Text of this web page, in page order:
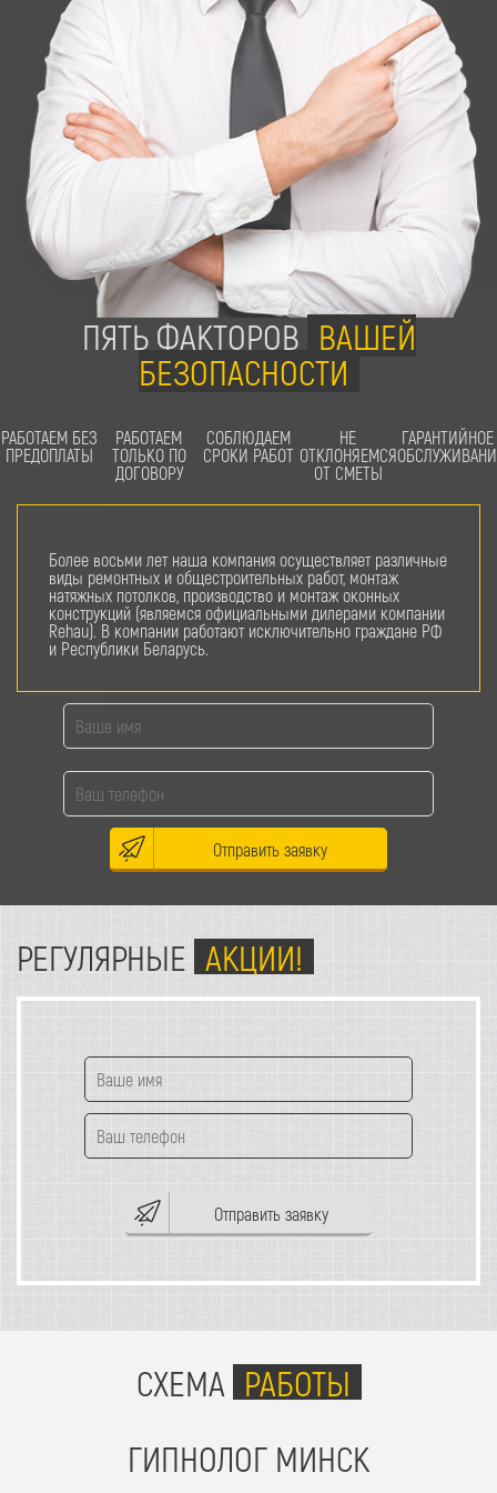
ПЯТЬ ФАКТОРОВ ВАШЕЙ
БЕЗОПАСНОСТИ
РАБОТАЕМ БЕЗ
ПРЕДОПЛАТЫ
РАБОТАЕМ
ТОЛЬКО ПО
ДОГОВОРУ
СОБЛЮДАЕМ
СРОКИ РАБОТ
НЕ
ОТКЛОНЯЕМСЯ
ОТ СМЕТЫ
ГАРАНТИЙНОЕ
Более восьми лет наша компания осуществляет различные
виды ремонтных и общестроительных работ, монтаж
натяжных потолков, производство и монтаж оконных
конструкций (являемся официальными дилерами компании
Rehau). В компании работают исключительно граждане РФ
и Республики Беларусь.
Отправить заявку
РЕГУЛЯРНЫЕ АКЦИИ!
Отправить заявку
СХЕМА РАБОТЫ
ГИПНОЛОГ МИНСК